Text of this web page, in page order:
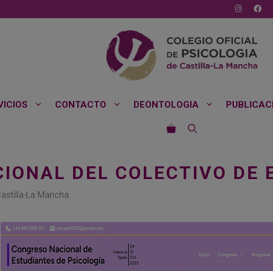
CONTACTO DEONTOLOGIA
DEL COLECTIVO DE
La Mancha